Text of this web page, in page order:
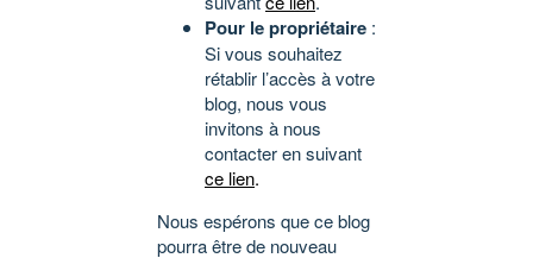
Pour le propriétaire :
Si vous souhaitez
rétablir l’accès à votre
blog, nous vous
invitons à nous
contacter en suivant
ce lien.
Nous espérons que ce blog
pourra être de nouveau